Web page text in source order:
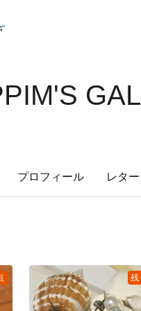
プロフィール レター
残